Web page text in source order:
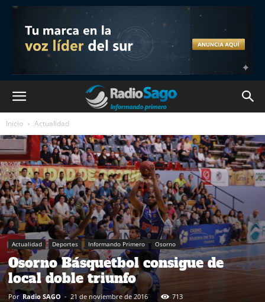
Inicio Actualidad
Actualidad Deportes Informando Primero Osorno
Osorno Básquetbol consigue de
local doble triunfo
Por Radio SAGO - 21 de noviembre de 2016 713